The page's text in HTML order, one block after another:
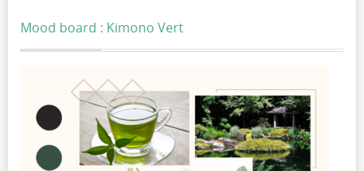
Mood board : Kimono Vert